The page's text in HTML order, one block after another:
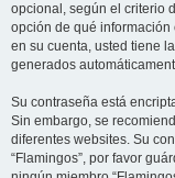
opcional, según el criterio
opción de qué
en su cuenta, usted tiene
generados
Su contraseña está
Sin embargo, se
diferentes websites. Su
“Flamingos”, por favor